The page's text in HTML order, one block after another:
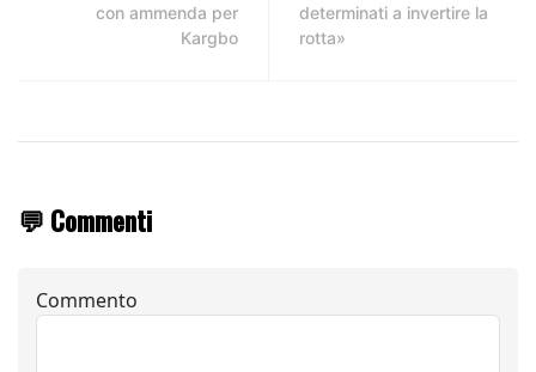
con ammenda per
Kargbo
determinati a invertire la
rotta»
💬 Commenti